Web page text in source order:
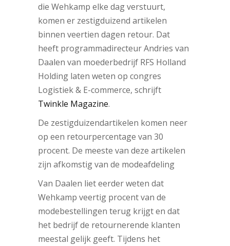
die Wehkamp elke dag verstuurt,
komen er zestigduizend artikelen
binnen veertien dagen retour. Dat
heeft programmadirecteur Andries van
Daalen van moederbedrijf RFS Holland
Holding laten weten op congres
Logistiek & E-commerce, schrijft
Twinkle Magazine.
De zestigduizendartikelen komen neer
op een retourpercentage van 30
procent. De meeste van deze artikelen
zijn afkomstig van de modeafdeling
Van Daalen liet eerder weten dat
Wehkamp veertig procent van de
modebestellingen terug krijgt en dat
het bedrijf de retournerende klanten
meestal gelijk geeft. Tijdens het